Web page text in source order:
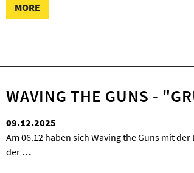
MORE
WAVING THE GUNS -
09.12.2025
Am 06.12 haben sich Waving the Guns mit
der …